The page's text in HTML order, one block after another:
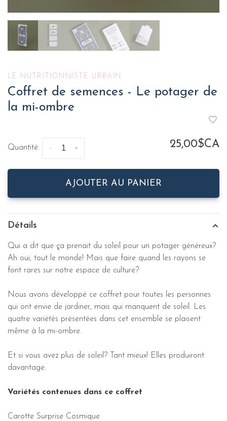
LE NUTRITIONNISTE URBAIN
Coffret de semences - Le potager de
la mi-ombre
Quantité: +
- 25,00$CA
AJOUTER AU PANIER
Détails
Qui a dit que ça prenait du soleil pour un potager généreux?
Ah oui, tout le monde! Mais que faire quand les rayons se
font rares sur notre espace de culture?
Nous avons développé ce coffret pour toutes les personnes
qui ont envie de jardiner, mais qui manquent de soleil. Les
quatre variétés présentées dans cet ensemble se plaisent
même à la mi-ombre.
Et si vous avez plus de soleil? Tant mieux! Elles produiront
davantage.
Variétés contenues dans ce coffret
Carotte Surprise Cosmique